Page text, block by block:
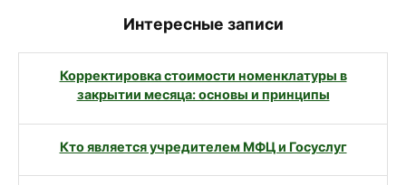
Интересные записи
Корректировка стоимости номенклатуры в
закрытии месяца: основы и принципы
Кто является учредителем МФЦ и Госуслуг